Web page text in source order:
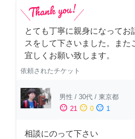
とても丁寧に親身になってお
スをして下さいました。また
宜しくお願い致します。
依頼されたチケット
男性 / 30代 / 東京都
sentiment_satisfied 21 sentiment_neutral 0 sentiment_dissatisfied 1
相談にのって下さい